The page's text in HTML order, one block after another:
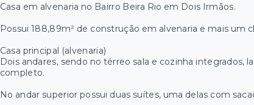
Casa em alvenaria no Bairro Beira Rio em Dois Irmãos.
Possui 188,89m² de construção em alvenaria e mais um
Casa principal (alvenaria)
Dois andares, sendo no térreo sala e cozinha integrados,
completo.
No andar superior possui duas suítes, uma delas com